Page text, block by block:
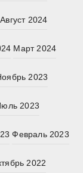
Август 2024
Март 2024
2023
2023
Февраль 2023
2022